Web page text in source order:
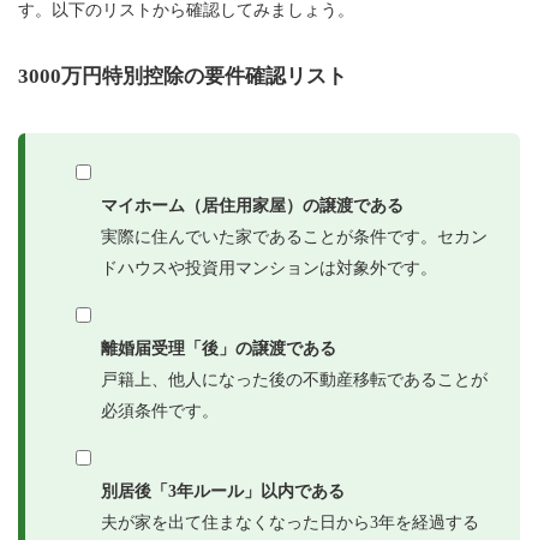
す。以下のリストから確認してみましょう。
3000万円特別控除の要件確認リスト
マイホーム（居住用家屋）の譲渡である
実際に住んでいた家であることが条件です。セカン
ドハウスや投資用マンションは対象外です。
離婚届受理「後」の譲渡である
戸籍上、他人になった後の不動産移転であることが
必須条件です。
別居後「3年ルール」以内である
夫が家を出て住まなくなった日から3年を経過する